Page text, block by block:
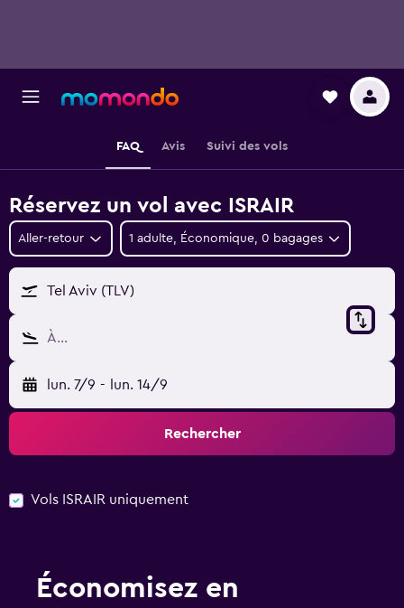
FAQ Avis Suivi des vols
Réservez un vol avec ISRAIR
Aller-retour 1 adulte, Économique, 0 bagages
Tel Aviv (TLV)
À…
lun. 7/9 - lun. 14/9
Rechercher
Vols ISRAIR uniquement
Économisez en